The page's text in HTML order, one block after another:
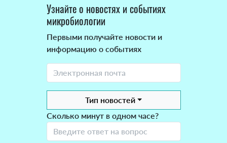
Узнайте о новостях и событиях
микробиологии
Первыми получайте новости и
информацию о событиях
Тип новостей
Сколько минут в одном часе?